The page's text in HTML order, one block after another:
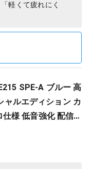
軽くて疲れにく
SPE-A ブルー 高
ャルエディション カ
様 低音強化 配信